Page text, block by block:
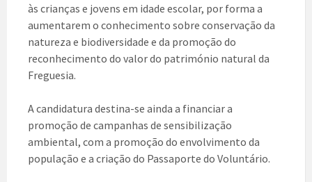
às crianças e jovens em idade escolar, por forma a
aumentarem o conhecimento sobre conservação da
natureza e biodiversidade e da promoção do
reconhecimento do valor do património natural da
Freguesia.
A candidatura destina-se ainda a financiar a
promoção de campanhas de sensibilização
ambiental, com a promoção do envolvimento da
população e a criação do Passaporte do Voluntário.